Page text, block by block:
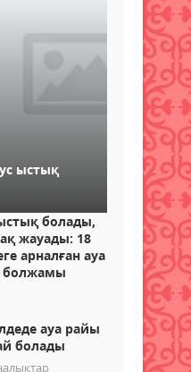
ыстық
болады,
жауады: 18
арналған ауа
болжамы
ауа райы
болады